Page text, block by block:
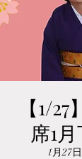
【1/
席1
1月27